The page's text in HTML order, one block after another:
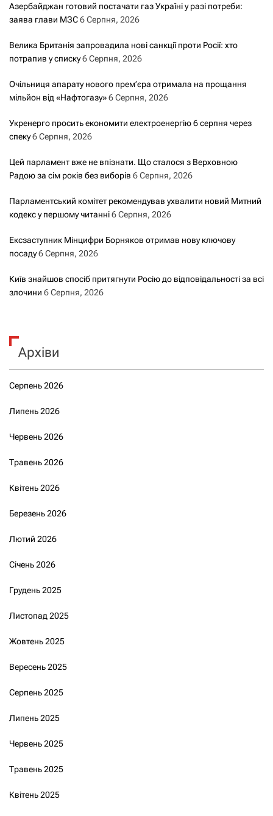
Азербайджан готовий постачати газ Україні у разі потреби:
заява глави МЗС6 Серпня, 2026
Велика Британія запровадила нові санкції проти Росії: хто
потрапив у списку6 Серпня, 2026
Очільниця апарату нового прем’єра отримала на прощання
мільйон від «Нафтогазу»6 Серпня, 2026
Укренерго просить економити електроенергію 6 серпня через
спеку6 Серпня, 2026
Цей парламент вже не впізнати. Що сталося з Верховною
Радою за сім років без виборів 6 Серпня, 2026
Парламентський комітет рекомендував ухвалити новий Митний
кодекс у першому читанні6 Серпня, 2026
Ексзаступник Мінцифри Борняков отримав нову ключову
посаду6 Серпня, 2026
Київ знайшов спосіб притягнути Росію до відповідальності за всі
злочини 6 Серпня, 2026
Архіви
Серпень 2026
Липень 2026
Червень 2026
Травень 2026
Квітень 2026
Березень 2026
Лютий 2026
Січень 2026
Грудень 2025
Листопад 2025
Жовтень 2025
Вересень 2025
Серпень 2025
Липень 2025
Червень 2025
Травень 2025
Квітень 2025